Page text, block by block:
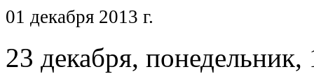
01 декабря 2013 г.
23 декабря, понедельник,